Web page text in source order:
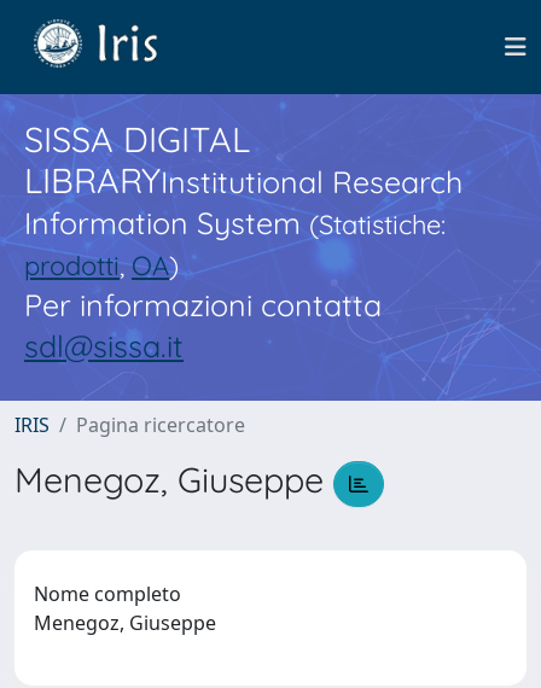
SISSA DIGITAL
LIBRARYInstitutional Research
Information System(Statistiche:
prodotti,OA)
Per informazioni contatta
sdl@sissa.it
IRIS Pagina ricercatore
Menegoz, Giuseppe
Nome completo
Menegoz, Giuseppe